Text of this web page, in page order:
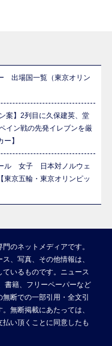
出場国一覧（東京オリン
案】2列目に久保建英、堂
イン戦の先発イレブンを厳
】
ール 女子 日本対ノルウェ
京五輪・東京オリンピッ
のネットメディアです。
、写真、その他情報は、
いるものです。ニュース
書籍、フリーペーパーなど
断での一部引用・全文引
無断掲載にあたっては、
い頂くことに同意したも